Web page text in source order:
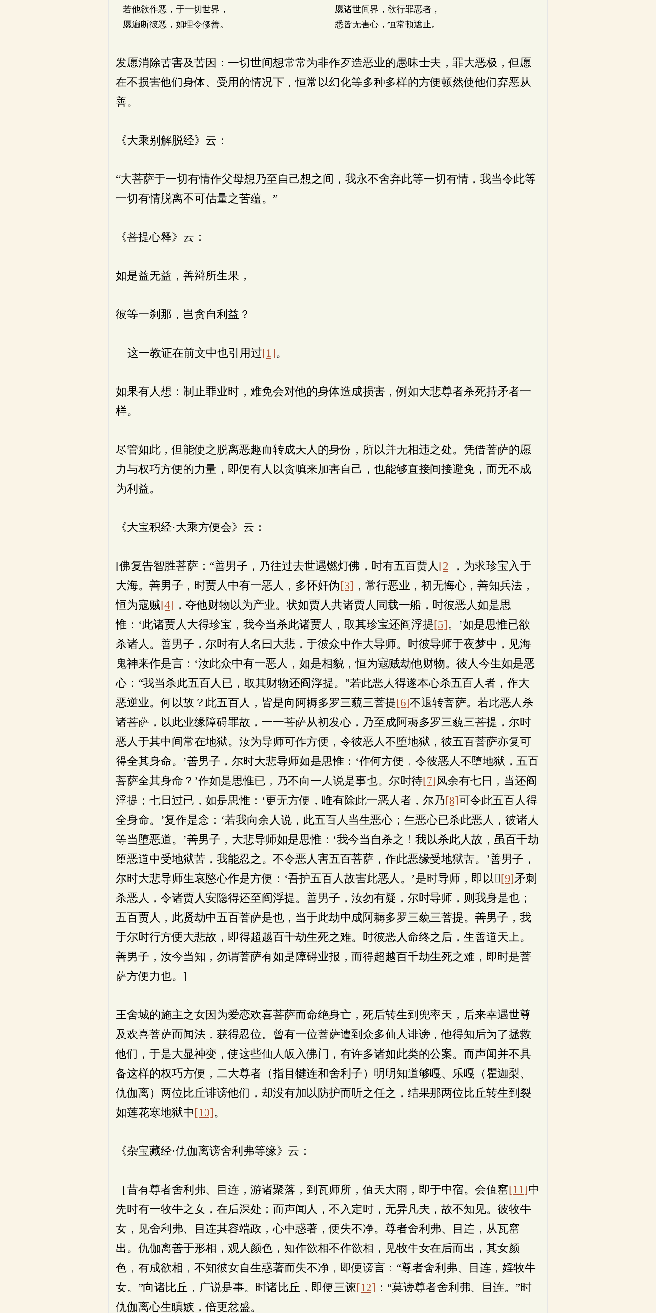
若他欲作恶，于一切世界，
愿遍断彼恶，如理令修善。
愿诸世间界，欲行罪恶者，
悉皆无害心，恒常顿遮止。
发愿消除苦害及苦因：一切世间想常常为非作歹造恶业的愚昧士夫，罪大恶极，但愿
在不损害他们身体、受用的情况下，恒常以幻化等多种多样的方便顿然使他们弃恶从
善。
《大乘别解脱经》云：
“大菩萨于一切有情作父母想乃至自己想之间，我永不舍弃此等一切有情，我当令此等
一切有情脱离不可估量之苦蕴。”
《菩提心释》云：
如是益无益，善辩所生果，
彼等一刹那，岂贪自利益？
这一教证在前文中也引用过[1]。
如果有人想：制止罪业时，难免会对他的身体造成损害，例如大悲尊者杀死持矛者一
样。
尽管如此，但能使之脱离恶趣而转成天人的身份，所以并无相违之处。凭借菩萨的愿
力与权巧方便的力量，即便有人以贪嗔来加害自己，也能够直接间接避免，而无不成
为利益。
《大宝积经·大乘方便会》云：
[佛复告智胜菩萨：“善男子，乃往过去世遇燃灯佛，时有五百贾人[2] ，为求珍宝入于
大海。善男子，时贾人中有一恶人，多怀奸伪[3] ，常行恶业，初无悔心，善知兵法，
恒为寇贼[4] ，夺他财物以为产业。状如贾人共诸贾人同载一船，时彼恶人如是思
惟：‘此诸贾人大得珍宝，我今当杀此诸贾人，取其珍宝还阎浮提[5]。’如是思惟已欲
杀诸人。善男子，尔时有人名曰大悲，于彼众中作大导师。时彼导师于夜梦中，见海
鬼神来作是言：‘汝此众中有一恶人，如是相貌，恒为寇贼劫他财物。彼人今生如是恶
心：“我当杀此五百人已，取其财物还阎浮提。”若此恶人得遂本心杀五百人者，作大
恶逆业。何以故？此五百人，皆是向阿耨多罗三藐三菩提[6]不退转菩萨。若此恶人杀
诸菩萨，以此业缘障碍罪故，一一菩萨从初发心，乃至成阿耨多罗三藐三菩提，尔时
恶人于其中间常在地狱。汝为导师可作方便，令彼恶人不堕地狱，彼五百菩萨亦复可
得全其身命。’善男子，尔时大悲导师如是思惟：‘作何方便，令彼恶人不堕地狱，五百
菩萨全其身命？’作如是思惟已，乃不向一人说是事也。尔时待[7]风余有七日，当还阎
浮提；七日过已，如是思惟：‘更无方便，唯有除此一恶人者，尔乃[8]可令此五百人得
全身命。’复作是念：‘若我向余人说，此五百人当生恶心；生恶心已杀此恶人，彼诸人
等当堕恶道。’善男子，大悲导师如是思惟：‘我今当自杀之！我以杀此人故，虽百千劫
堕恶道中受地狱苦，我能忍之。不令恶人害五百菩萨，作此恶缘受地狱苦。’善男子，
尔时大悲导师生哀愍心作是方便：‘吾护五百人故害此恶人。’是时导师，即以𥎞[9]矛刺
杀恶人，令诸贾人安隐得还至阎浮提。善男子，汝勿有疑，尔时导师，则我身是也；
五百贾人，此贤劫中五百菩萨是也，当于此劫中成阿耨多罗三藐三菩提。善男子，我
于尔时行方便大悲故，即得超越百千劫生死之难。时彼恶人命终之后，生善道天上。
善男子，汝今当知，勿谓菩萨有如是障碍业报，而得超越百千劫生死之难，即时是菩
萨方便力也。]
王舍城的施主之女因为爱恋欢喜菩萨而命绝身亡，死后转生到兜率天，后来幸遇世尊
及欢喜菩萨而闻法，获得忍位。曾有一位菩萨遭到众多仙人诽谤，他得知后为了拯救
他们，于是大显神变，使这些仙人皈入佛门，有许多诸如此类的公案。而声闻并不具
备这样的权巧方便，二大尊者（指目犍连和舍利子）明明知道够嘎、乐嘎（瞿迦梨、
仇伽离）两位比丘诽谤他们，却没有加以防护而听之任之，结果那两位比丘转生到裂
如莲花寒地狱中[10]。
《杂宝藏经·仇伽离谤舍利弗等缘》云：
［昔有尊者舍利弗、目连，游诸聚落，到瓦师所，值天大雨，即于中宿。会值窰[11]中
先时有一牧牛之女，在后深处；而声闻人，不入定时，无异凡夫，故不知见。彼牧牛
女，见舍利弗、目连其容端政，心中惑著，便失不净。尊者舍利弗、目连，从瓦窰
出。仇伽离善于形相，观人颜色，知作欲相不作欲相，见牧牛女在后而出，其女颜
色，有成欲相，不知彼女自生惑著而失不净，即便谤言：“尊者舍利弗、目连，婬牧牛
女。”向诸比丘，广说是事。时诸比丘，即便三谏[12] ：“莫谤尊者舍利弗、目连。”时
仇伽离心生瞋嫉，倍更忿盛。